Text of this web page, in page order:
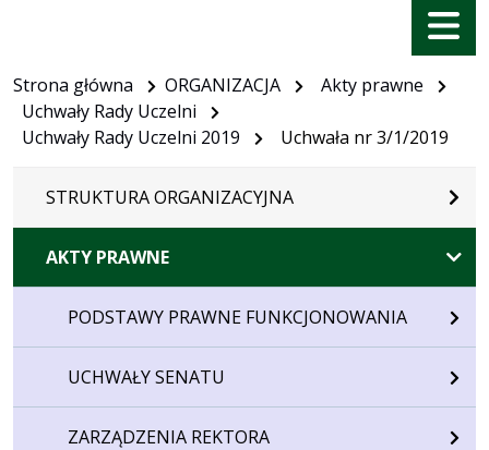
Menu
Strona główna ORGANIZACJA
Akty prawne
Uchwały Rady Uczelni
Uchwały Rady Uczelni 2019
Uchwała nr 3/1/2019
STRUKTURA ORGANIZACYJNA
AKTY PRAWNE
PODSTAWY PRAWNE FUNKCJONOWANIA
UCHWAŁY SENATU
ZARZĄDZENIA REKTORA